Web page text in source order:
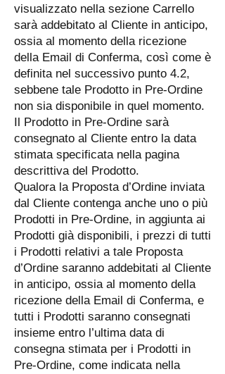
visualizzato nella sezione Carrello
sarà addebitato al Cliente in anticipo,
ossia al momento della ricezione
della Email di Conferma, così come è
definita nel successivo punto 4.2,
sebbene tale Prodotto in Pre-Ordine
non sia disponibile in quel momento.
Il Prodotto in Pre-Ordine sarà
consegnato al Cliente entro la data
stimata specificata nella pagina
descrittiva del Prodotto.
Qualora la Proposta d’Ordine inviata
dal Cliente contenga anche uno o più
Prodotti in Pre-Ordine, in aggiunta ai
Prodotti già disponibili, i prezzi di tutti
i Prodotti relativi a tale Proposta
d’Ordine saranno addebitati al Cliente
in anticipo, ossia al momento della
ricezione della Email di Conferma, e
tutti i Prodotti saranno consegnati
insieme entro l’ultima data di
consegna stimata per i Prodotti in
Pre-Ordine, come indicata nella